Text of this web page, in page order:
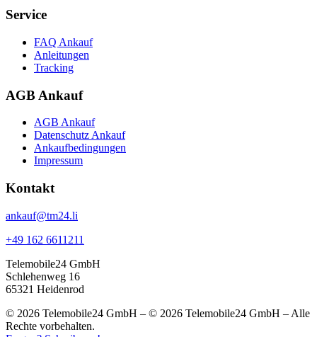
Service
FAQ Ankauf
Anleitungen
Tracking
AGB Ankauf
AGB Ankauf
Datenschutz Ankauf
Ankaufbedingungen
Impressum
Kontakt
ankauf@tm24.li
+49 162 6611211
Telemobile24 GmbH
Schlehenweg 16
65321 Heidenrod
© 2026 Telemobile24 GmbH – © 2026 Telemobile24 GmbH – Alle
Rechte vorbehalten.